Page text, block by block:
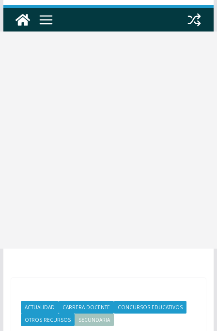
ACTUALIDAD CARRERA DOCENTE
CONCURSOS EDUCATIVOS
OTROS RECURSOS
SECUNDARIA